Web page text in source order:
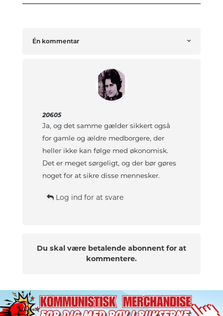
Én kommentar
20605
Ja, og det samme gælder sikkert også
for gamle og ældre medborgere, der
heller ikke kan følge med økonomisk.
Det er meget sørgeligt, og der bør gøres
noget for at sikre disse mennesker.
Log ind for at svare
Du skal være betalende abonnent for at
kommentere.